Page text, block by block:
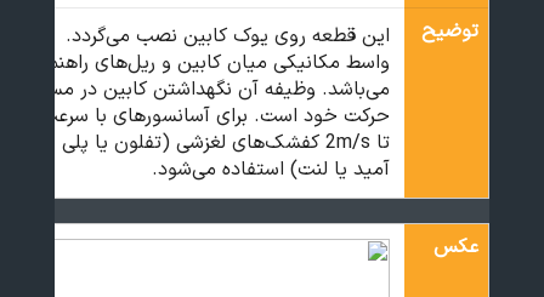
توضیح
این قطعه روی یوک کابین نصب می‌گردد.
واسط مکانیکی میان کابین و ریل‌های راهنما
می‌باشد. وظیفه آن نگهداشتن کابین در مسیر
حرکت خود است. برای آسانسورهای با سرعت
تا 2m/s کفشک‌های لغزشی (تفلون یا پلی
آمید یا لنت) استفاده می‌شود.
عکس